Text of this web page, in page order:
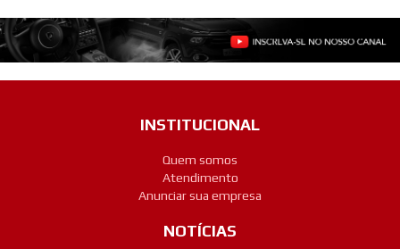
INSTITUCIONAL
Quem somos
Atendimento
Anunciar sua empresa
NOTÍCIAS